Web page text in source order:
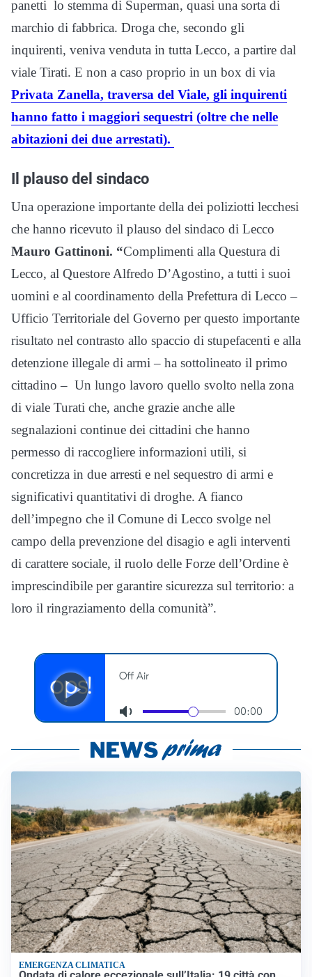
panetti lo stemma di Superman, quasi una sorta di
marchio di fabbrica. Droga che, secondo gli
inquirenti, veniva venduta in tutta Lecco, a partire dal
viale Tirati. E non a caso proprio in un box di via
Privata Zanella, traversa del Viale, gli inquirenti
hanno fatto i maggiori sequestri (oltre che nelle
abitazioni dei due arrestati).
Il plauso del sindaco
Una operazione importante della dei poliziotti lecchesi
che hanno ricevuto il plauso del sindaco di Lecco
Mauro Gattinoni. “Complimenti alla Questura di
Lecco, al Questore Alfredo D’Agostino, a tutti i suoi
uomini e al coordinamento della Prefettura di Lecco –
Ufficio Territoriale del Governo per questo importante
risultato nel contrasto allo spaccio di stupefacenti e alla
detenzione illegale di armi – ha sottolineato il primo
cittadino – Un lungo lavoro quello svolto nella zona
di viale Turati che, anche grazie anche alle
segnalazioni continue dei cittadini che hanno
permesso di raccogliere informazioni utili, si
concretizza in due arresti e nel sequestro di armi e
significativi quantitativi di droghe. A fianco
dell’impegno che il Comune di Lecco svolge nel
campo della prevenzione del disagio e agli interventi
di carattere sociale, il ruolo delle Forze dell’Ordine è
imprescindibile per garantire sicurezza sul territorio: a
loro il ringraziamento della comunità”.
EMERGENZA CLIMATICA